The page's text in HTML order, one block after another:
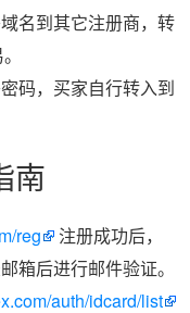
名到其它注册商，转
码，买家自行转入到
南
reg
注册成功后，
箱后进行邮件验证。
auth/idcard/list